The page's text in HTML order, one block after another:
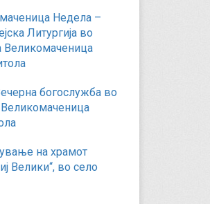
Недела –
Литургија во
Великомаченица
богослужба во
на храмот
Велики“, во село